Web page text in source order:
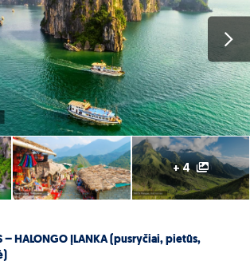
+ 4
– HALONGO ĮLANKA (pusryčiai, pietūs,